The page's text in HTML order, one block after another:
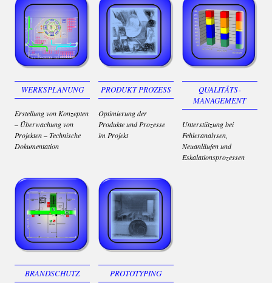
WERKS­PLANUNG
Erstellung von Konzepten
– Überwachung von
Projekten – Technische
Dokumentation
PRODUKT PROZESS
Optimierung der
Produkte und Prozesse
im Projekt
QUALITÄTS­
MANAGEMENT
Unterstützung bei
Fehleranalysen,
Neuanläufen und
Eskalationsprozessen
BRAND­SCHUTZ PROTO­TYPING